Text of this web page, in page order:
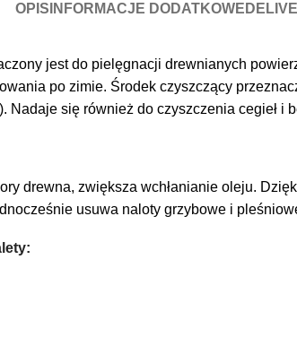
OPIS INFORMACJE DODATKOWE
jest do pielęgnacji drewnianych
po zimie. Środek czyszczący
się również do czyszczenia cegieł i
drewna, zwiększa wchłanianie oleju.
usuwa naloty grzybowe i